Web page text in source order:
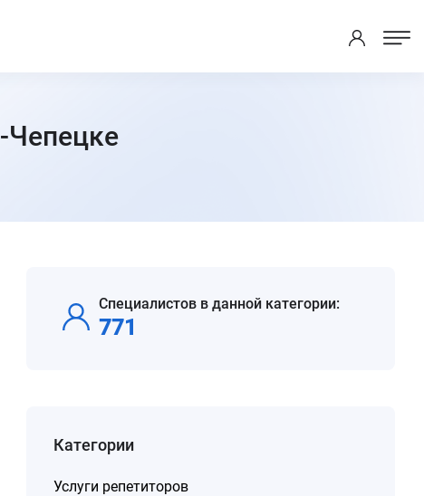
Чепецке
Специалистов в данной категории:
771
Категории
Услуги репетиторов